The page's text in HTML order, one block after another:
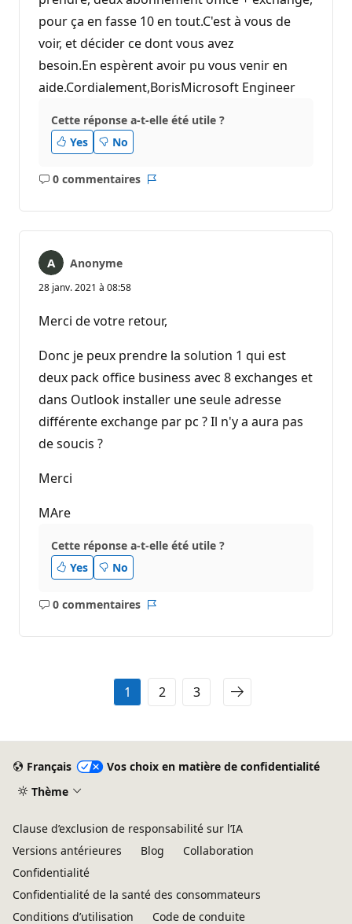
pour ça en fasse 10 en tout.C'est à vous de
voir, et décider ce dont vous avez
besoin.En espèrent avoir pu vous venir en
aide.Cordialement,BorisMicrosoft Engineer
Cette réponse a-t-elle été utile ?
Yes
No
0 commentaires
Aucun
Anonyme
28 janv. 2021 à 08:58
Merci de votre retour,
Donc je peux prendre la solution 1 qui est
deux pack office business avec 8 exchanges et
dans Outlook installer une seule adresse
différente exchange par pc ? Il n'y a aura pas
de soucis ?
Merci
MAre
Cette réponse a-t-elle été utile ?
Yes
No
0 commentaires
Aucun
1 2 3
Français
Vos choix en matière de confidentialité
Thème
Clause d’exclusion de responsabilité sur l’IA
Versions antérieures
Blog
Collaboration
Confidentialité
Confidentialité de la santé des consommateurs
Conditions d’utilisation
Code de conduite